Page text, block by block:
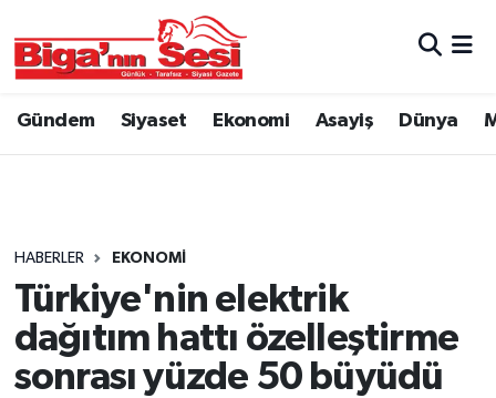
Gündem Siyaset Ekonomi Asayiş Dünya
HABERLER EKONOMI
Türkiye'nin elektrik
dağıtım hattı özelleştirme
sonrası yüzde 50 büyüdü
Asayiş
Belediye
Dünya
Eğitim
Çanakkale Hava Durumu
Tüm Manşetler
Son Dakika Haberleri
Haber Arşivi